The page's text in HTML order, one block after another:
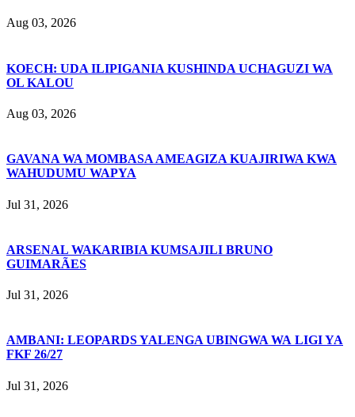
Aug 03, 2026
KOECH: UDA ILIPIGANIA KUSHINDA UCHAGUZI WA
OL KALOU
Aug 03, 2026
GAVANA WA MOMBASA AMEAGIZA KUAJIRIWA KWA
WAHUDUMU WAPYA
Jul 31, 2026
ARSENAL WAKARIBIA KUMSAJILI BRUNO
GUIMARÃES
Jul 31, 2026
AMBANI: LEOPARDS YALENGA UBINGWA WA LIGI YA
FKF 26/27
Jul 31, 2026